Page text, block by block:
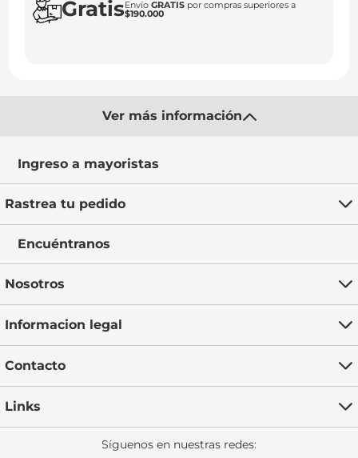
GratisEnvíoGRATIS por compras superiores a
$190.000
Ver más información
Ingreso a mayoristas
Rastrea tu pedido
Encuéntranos
Nosotros
Informacion legal
Contacto
Links
Síguenos en nuestras redes: